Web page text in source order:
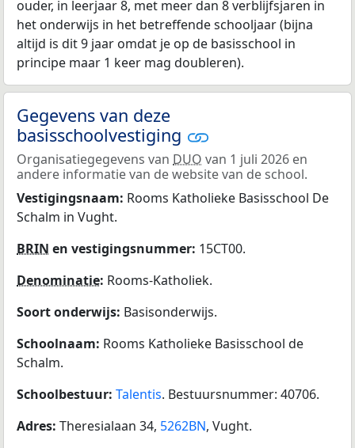
ouder, in leerjaar 8, met meer dan 8 verblijfsjaren in
het onderwijs in het betreffende schooljaar (bijna
altijd is dit 9 jaar omdat je op de basisschool in
principe maar 1 keer mag doubleren).
Gegevens van deze
basisschoolvestiging
Organisatiegegevens van DUO van 1 juli 2026 en
andere informatie van de website van de school.
Vestigingsnaam: Rooms Katholieke Basisschool De
Schalm in Vught.
BRIN en vestigingsnummer: 15CT00.
Denominatie: Rooms-Katholiek.
Soort onderwijs: Basisonderwijs.
Schoolnaam: Rooms Katholieke Basisschool de
Schalm.
Schoolbestuur: Talentis. Bestuursnummer: 40706.
Adres: Theresialaan 34, 5262BN, Vught.